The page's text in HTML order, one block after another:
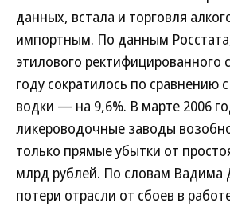
данных, встала и торговля
импортным. По данным
этилового ректифицированного
году сократилось по сравнению
водки — на 9,6%. В марте 2006
ликероводочные заводы
только прямые убытки от
млрд рублей. По словам
потери отрасли от сбоев в